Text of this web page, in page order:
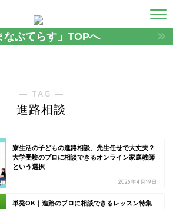
なぶてらす」TOPへ
― TAG ―
進路相談
寮生活の子どもの進路相談、先生任せで大丈夫？
大学受験のプロに相談できるオンライン家庭教師
という選択
2026年4月19日
単発OK｜進路のプロに相談できるレッスン特集